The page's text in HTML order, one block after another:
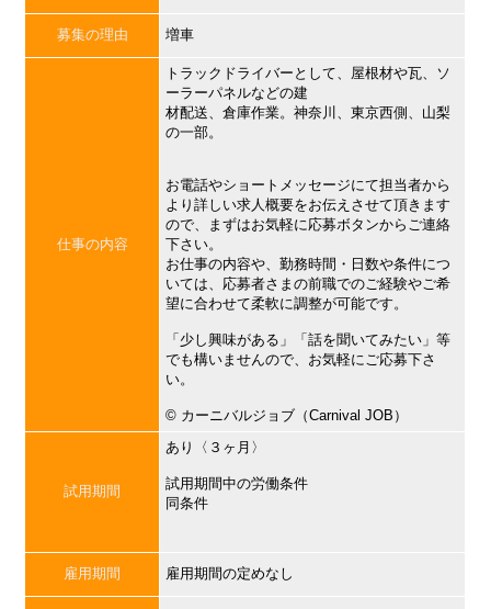
募集の理由 増車
仕事の内容
トラックドライバーとして、屋根材や瓦、ソ
ーラーパネルなどの建
材配送、倉庫作業。神奈川、東京西側、山梨
の一部。
お電話やショートメッセージにて担当者から
より詳しい求人概要をお伝えさせて頂きます
ので、まずはお気軽に応募ボタンからご連絡
下さい。
お仕事の内容や、勤務時間・日数や条件につ
いては、応募者さまの前職でのご経験やご希
望に合わせて柔軟に調整が可能です。
「少し興味がある」「話を聞いてみたい」等
でも構いませんので、お気軽にご応募下さ
い。
©︎ カーニバルジョブ（Carnival JOB）
試用期間
あり〈３ヶ月〉
試用期間中の労働条件
同条件
雇用期間 雇用期間の定めなし